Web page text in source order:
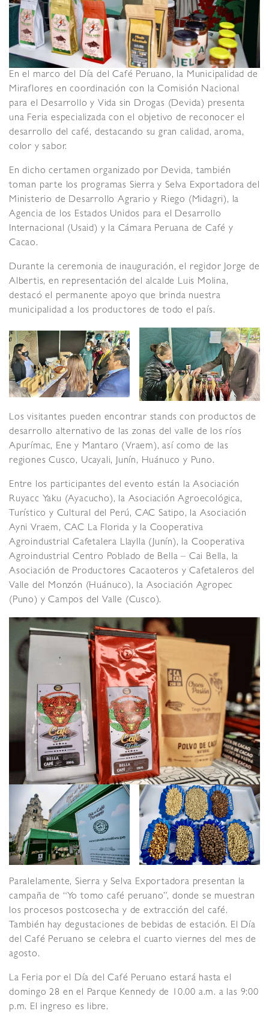
En el marco del Día del Café Peruano, la Municipalidad de
Miraflores en coordinación con la Comisión Nacional
para el Desarrollo y Vida sin Drogas (Devida) presenta
una Feria especializada con el objetivo de reconocer el
desarrollo del café, destacando su gran calidad, aroma,
color y sabor.
En dicho certamen organizado por Devida, también
toman parte los programas Sierra y Selva Exportadora del
Ministerio de Desarrollo Agrario y Riego (Midagri), la
Agencia de los Estados Unidos para el Desarrollo
Internacional (Usaid) y la Cámara Peruana de Café y
Cacao.
Durante la ceremonia de inauguración, el regidor Jorge de
Albertis, en representación del alcalde Luis Molina,
destacó el permanente apoyo que brinda nuestra
municipalidad a los productores de todo el país.
Los visitantes pueden encontrar stands con productos de
desarrollo alternativo de las zonas del valle de los ríos
Apurímac, Ene y Mantaro (Vraem), así como de las
regiones Cusco, Ucayali, Junín, Huánuco y Puno.
Entre los participantes del evento están la Asociación
Ruyacc Yaku (Ayacucho), la Asociación Agroecológica,
Turístico y Cultural del Perú, CAC Satipo, la Asociación
Ayni Vraem, CAC La Florida y la Cooperativa
Agroindustrial Cafetalera Llaylla (Junín), la Cooperativa
Agroindustrial Centro Poblado de Bella – Cai Bella, la
Asociación de Productores Cacaoteros y Cafetaleros del
Valle del Monzón (Huánuco), la Asociación Agropec
(Puno) y Campos del Valle (Cusco).
Paralelamente, Sierra y Selva Exportadora presentan la
campaña de “Yo tomo café peruano”, donde se muestran
los procesos postcosecha y de extracción del café.
También hay degustaciones de bebidas de estación. El Día
del Café Peruano se celebra el cuarto viernes del mes de
agosto.
La Feria por el Día del Café Peruano estará hasta el
domingo 28 en el Parque Kennedy de 10.00 a.m. a las 9:00
p.m. El ingreso es libre.